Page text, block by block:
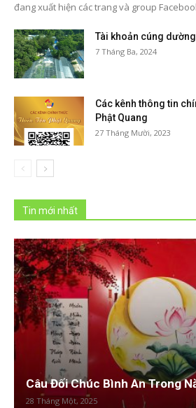
đang xuất hiện các trang và group
Tài khoản cúng
7 Tháng Ba, 2024
Các kênh thông tin
Phật Quang
27 Tháng Mười, 2023
Tin mới nhất
Câu Đối Chúc Bình An Trong
28 Tháng Một, 2025